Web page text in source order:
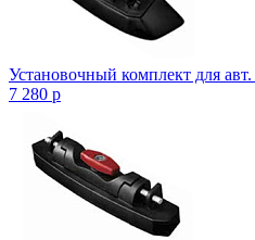
Установочный комплект для
7 280 p